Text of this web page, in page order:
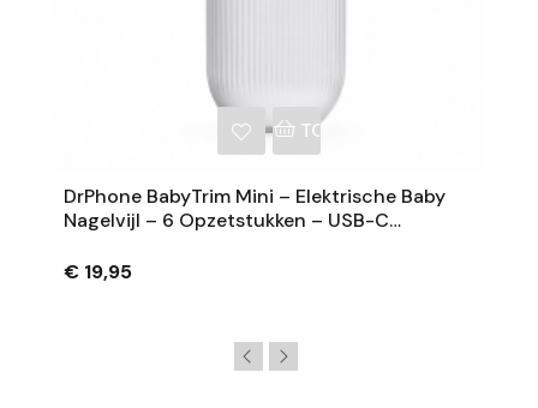
TOEVOEGEN AAN
DrPhone BabyTrim Mini – Elektrische Baby
Nagelvijl – 6 Opzetstukken – USB-C
Lichtgewicht
€ 19,95